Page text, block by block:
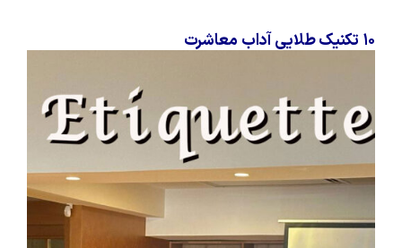
۱۰ تکنیک طلایی آداب معاشرت